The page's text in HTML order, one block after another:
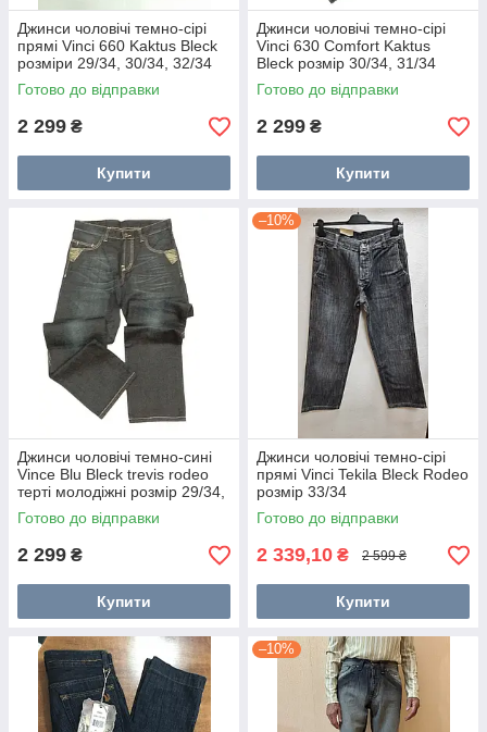
Джинси чоловічі темно-сірі
прямі Vinci 660 Kaktus Bleck
розміри 29/34, 30/34, 32/34
Готово до відправки
2 299 ₴
Купити
Джинси чоловічі темно-сірі
Vinci 630 Comfort Kaktus
Bleck розмір 30/34, 31/34
Готово до відправки
2 299 ₴
Купити
Джинси чоловічі темно-сині
Vince Blu Bleck trevis rodeo
терті молодіжні розмір 29/34,
31/34
Готово до відправки
2 299 ₴
Купити
–10%
Джинси чоловічі темно-сірі
прямі Vinci Tekila Bleck Rodeo
розмір 33/34
Готово до відправки
2 339,10 ₴ 2 599 ₴
Купити
–10%